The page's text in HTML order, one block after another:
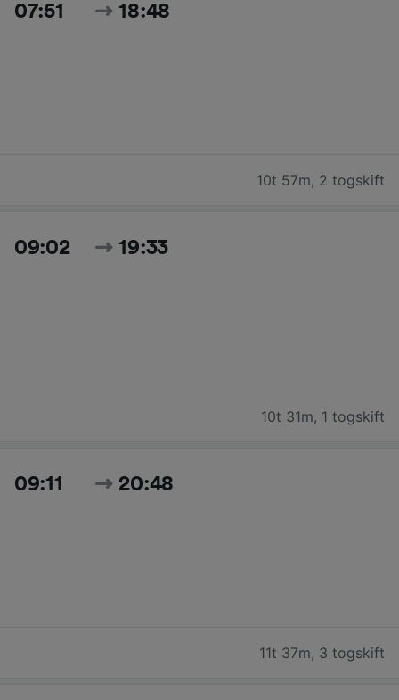
07:51 18:48
10t 57m, 2 togskift
09:02 19:33
10t 31m, 1 togskift
09:11 20:48
11t 37m, 3 togskift